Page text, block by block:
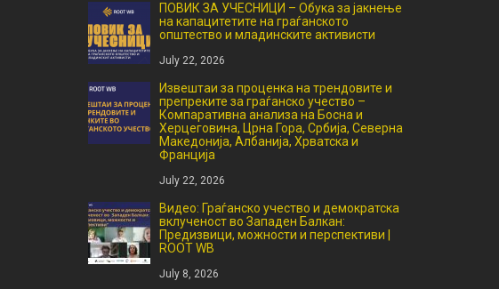
ПОВИК ЗА УЧЕСНИЦИ – Обука за јакнење
на капацитетите на граѓанското
општество и младинските активисти
July 22, 2026
Извештаи за проценка на трендовите и
препреките за граѓанско учество –
Компаративна анализа на Босна и
Херцеговина, Црна Гора, Србија, Северна
Македонија, Албанија, Хрватска и
Франција
July 22, 2026
Видео: Граѓанско учество и демократска
вклученост во Западен Балкан:
Предизвици, можности и перспективи |
ROOT WB
July 8, 2026